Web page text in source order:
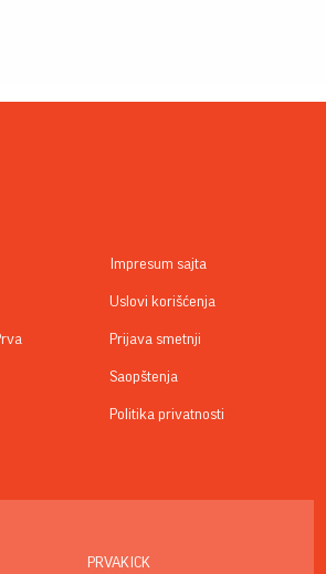
Impresum sajta
Uslovi korišćenja
Prijava smetnji
Saopštenja
Politika privatnosti
PRVAKICK